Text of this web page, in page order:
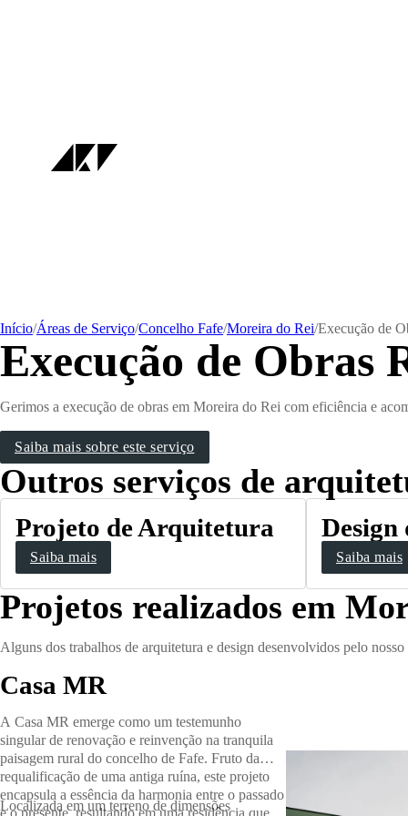
Início/Áreas de Serviço/Concelho Fafe/Moreira do Rei/Execução de
Execução de Obras
Gerimos a execução de obras em Moreira do Rei com eficiência e
Saiba mais sobre este serviço
Outros serviços de
Projeto de Arquitetura
Saiba mais
Design
Saiba mais
Projetos realizados em
Alguns dos trabalhos de arquitetura e design desenvolvidos pelo
Casa MR
A Casa MR emerge como um testemunho
singular de renovação e reinvenção na tranquila
paisagem rural do concelho de Fafe. Fruto da
requalificação de uma antiga ruína, este projeto
encapsula a essência da harmonia entre o passado
e o presente, resultando em uma residência que
Localizada em um terreno de dimensões